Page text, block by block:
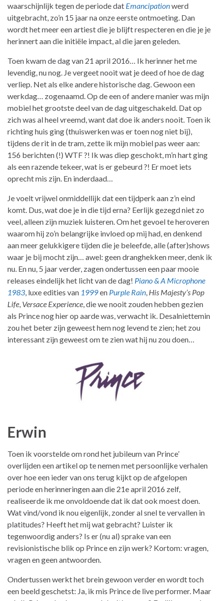
waarschijnlijk tegen de periode dat Emancipationwerd
uitgebracht, zo’n 15 jaar na onze eerste ontmoeting. Dan
wordt het meer een artiest die je blijft respecteren en die je je
herinnert aan die initiële impact, al die jaren geleden.
Toen kwam de dag van 21 april 2016… Ik herinner het me
levendig, nu nog. Je vergeet nooit wat je deed of hoe de dag
verliep. Net als elke andere historische dag. Gewoon een
werkdag… zogenaamd. Op de een of andere manier was mijn
mobiel het grootste deel van de dag uitgeschakeld. Dat op
zich was al heel vreemd, want dat doe ik anders nooit. Toen ik
richting huis ging (thuiswerken was er toen nog niet bij),
tijdens de rit in de tram, zette ik mijn mobiel pas weer aan:
156 berichten (!) WTF ?! Ik was diep geschokt, m’n hart ging
als een razende tekeer, wat is er gebeurd ?! Er moet iets
oprecht mis zijn. En inderdaad…
Je voelt vrijwel onmiddellijk dat een tijdperk aan z’n eind
komt. Dus, wat doe je in die tijd erna? Eerlijk gezegd niet zo
veel, alleen zijn muziek luisteren. Om het gevoel te heroveren
waarom hij zo’n belangrijke invloed op mij had, en denkend
aan meer gelukkigere tijden die je beleefde, alle (after)shows
waar je bij mocht zijn… awel: geen dranghekken meer, denk ik
nu. En nu, 5 jaar verder, zagen ondertussen een paar mooie
releases eindelijk het licht van de dag! Piano & A Microphone
1983, luxe edities van 1999en Purple Rain, His Majesty’s Pop
Life, Versace Experience, die we nooit zouden hebben gezien
als Prince nog hier op aarde was, verwacht ik. Desalniettemin
zou het beter zijn geweest hem nog levend te zien; het zou
interessant zijn geweest om te zien wat hij nu zou doen…
Erwin
Toen ik voorstelde om rond het jubileum van Prince’
overlijden een artikel op te nemen met persoonlijke verhalen
over hoe een ieder van ons terug kijkt op de afgelopen
periode en herinneringen aan die 21e april 2016 zelf,
realiseerde ik me onvoldoende dat ik dat ook moest doen.
Wat vind/vond ik nou eigenlijk, zonder al snel te vervallen in
platitudes? Heeft het mij wat gebracht? Luister ik
tegenwoordig anders? Is er (nu al) sprake van een
revisionistische blik op Prince en zijn werk? Kortom: vragen,
vragen en geen antwoorden.
Ondertussen werkt het brein gewoon verder en wordt toch
een beeld geschetst: Ja, ik mis Prince de live performer. Maar